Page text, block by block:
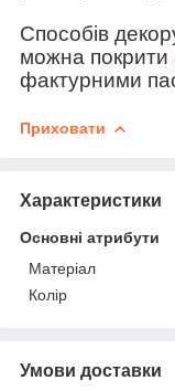
Способів
можна покрити
фактурними
Приховати
Характеристики
Основні атрибути
Матеріал
Колір
Умови доставки